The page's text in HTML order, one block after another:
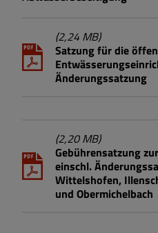
Satzungen
Steuern,
Wasserhärte
(2,24 MB)
Satzung für die
Änderungssatzung
(2,20 MB)
Gebührensatzung
einschl.
Wittelshofen,
und Obermichelbach